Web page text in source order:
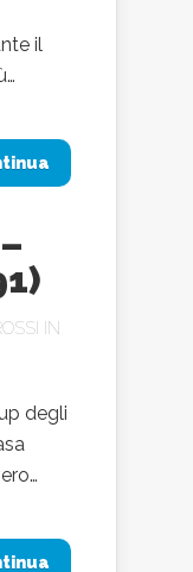
il
IN
degli